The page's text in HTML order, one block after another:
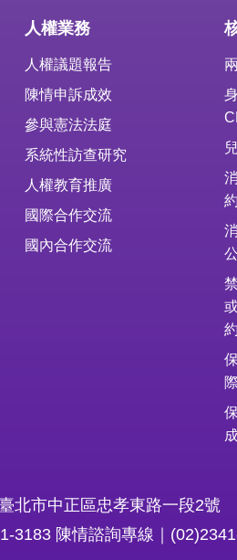
人權業務
人權議題報告
陳情申訴成效
參與憲法法庭
系統性訪查研究
人權教育推廣
國際合作交流
國內合作交流
北市中正區忠孝東路一段2號
3183 陳情諮詢專線｜